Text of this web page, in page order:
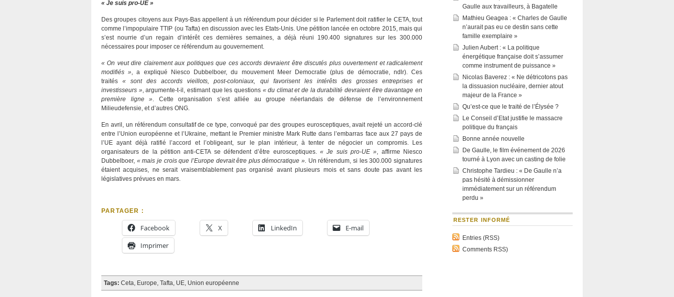
« Je suis pro-UE »
Des groupes citoyens aux Pays-Bas appellent à un référendum pour décider si le Parlement doit ratifier le CETA, tout
comme l’impopulaire TTIP (ou Tafta) en discussion avec les Etats-Unis. Une pétition lancée en octobre 2015, mais qui
s’est nourrie d’un regain d’intérêt ces dernières semaines, a déjà réuni 190.400 signatures sur les 300.000
nécessaires pour imposer ce référendum au gouvernement.
« On veut dire clairement aux politiques que ces accords devraient être discutés plus ouvertement et radicalement
modifiés », a expliqué Niesco Dubbelboer, du mouvement Meer Democratie (plus de démocratie, ndlr). Ces
traités« sont des accords vieillots, post-coloniaux, qui favorisent les intérêts des grosses entreprises et
investisseurs », argumente-t-il, estimant que les questions« du climat et de la durabilité devraient être davantage en
première ligne ». Cette organisation s’est alliée au groupe néerlandais de défense de l’environnement
Milieudefensie, et d’autres ONG.
En avril, un référendum consultatif de ce type, convoqué par des groupes eurosceptiques, avait rejeté un accord-clé
entre l’Union européenne et l’Ukraine, mettant le Premier ministre Mark Rutte dans l’embarras face aux 27 pays de
l’UE ayant déjà ratifié l’accord et l’obligeant, sur le plan intérieur, à tenter de négocier un compromis. Les
organisateurs de la pétition anti-CETA se défendent d’être eurosceptiques. « Je suis pro-UE », affirme Niesco
Dubbelboer, « mais je crois que l’Europe devrait être plus démocratique ». Un référendum, si les 300.000 signatures
étaient acquises, ne serait vraisemblablement pas organisé avant plusieurs mois et sans doute pas avant les
législatives prévues en mars.
PARTAGER :
Facebook X LinkedIn
E-mail
Imprimer
Tags: Ceta, Europe, Tafta, UE, Union européenne
Gaulle aux travailleurs, à Bagatelle
Mathieu Geagea : « Charles de Gaulle
n’aurait pas eu ce destin sans cette
famille exemplaire »
Julien Aubert : « La politique
énergétique française doit s’assumer
comme instrument de puissance »
Nicolas Baverez : « Ne détricotons pas
la dissuasion nucléaire, dernier atout
majeur de la France »
Qu’est-ce que le traité de l’Élysée ?
Le Conseil d’Etat justifie le massacre
politique du français
Bonne année nouvelle
De Gaulle, le film événement de 2026
tourné à Lyon avec un casting de folie
Christophe Tardieu : « De Gaulle n’a
pas hésité à démissionner
immédiatement sur un référendum
perdu »
RESTER INFORMÉ
Entries (RSS)
Comments RSS)